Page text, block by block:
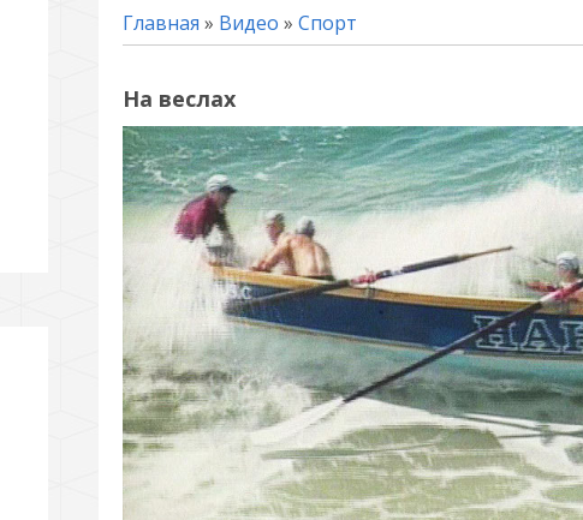
Главная » Видео » Спорт
На веслах